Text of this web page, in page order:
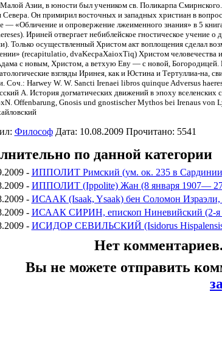
Азии, в юности был учеником св. Поликарпа
Он примирил восточных и западных христиан в
— «Обличение и опровержение лжеименного знания» в 5
Ириней отвергает небиблейское гностическое учение
Только осуществленный Христом акт воплощения сделал
(recapitulatio, dvaKecpaXaioxTiq) Христом человечества
с новым, Христом, а ветхую Еву — с новой,
взгляды Иринея, как и Юстина и Тертуллиа-на,
Соч.: Harwey W. W. Sancti Irenaei libros quinque Adversus
А. История догматических движений в эпоху
Offenbarung, Gnosis und gnostischer Mythos bei Irenaus von
ФилософДата: 10.08.2009 Прочитано: 5541
по данной категории
- ИППОЛИТ Римский (ум. ок. 235 в
- ИППОЛИТ (Ippolite) Жан (8 января 1907— 27
- ИСААК (Isaak, Ysaak) бен Соломон
- ИСААК СИРИН, епископ Ниневийский (2-я
- ИСИДОР СЕВИЛЬСКИЙ (Isidorus Hispalensis)
Нет
Вы не можете отправить